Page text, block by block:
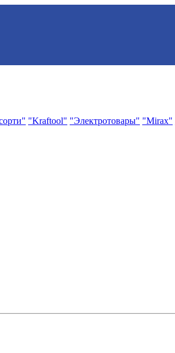
"Kraftool" "Электротовары" "Mirax"